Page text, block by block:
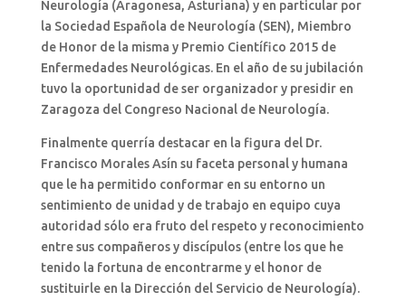
Neurología (Aragonesa, Asturiana) y en particular por
la Sociedad Española de Neurología (SEN), Miembro
de Honor de la misma y Premio Científico 2015 de
Enfermedades Neurológicas. En el año de su jubilación
tuvo la oportunidad de ser organizador y presidir en
Zaragoza del Congreso Nacional de Neurología.
Finalmente querría destacar en la figura del Dr.
Francisco Morales Asín su faceta personal y humana
que le ha permitido conformar en su entorno un
sentimiento de unidad y de trabajo en equipo cuya
autoridad sólo era fruto del respeto y reconocimiento
entre sus compañeros y discípulos (entre los que he
tenido la fortuna de encontrarme y el honor de
sustituirle en la Dirección del Servicio de Neurología).